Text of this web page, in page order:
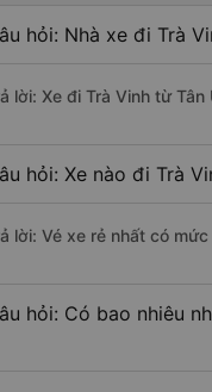
hỏi: Nhà xe đi Trà
lời: Xe đi Trà Vinh từ
hỏi: Xe nào đi Trà
lời: Vé xe rẻ nhất có
hỏi: Có bao nhiêu